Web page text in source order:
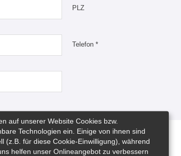
PLZ
Telefon *
auf unserer Website Cookies bzw.
Technologien ein. Einige von ihnen sind
(z.B. für diese Cookie-Einwilligung), während
helfen unser Onlineangebot zu verbessern